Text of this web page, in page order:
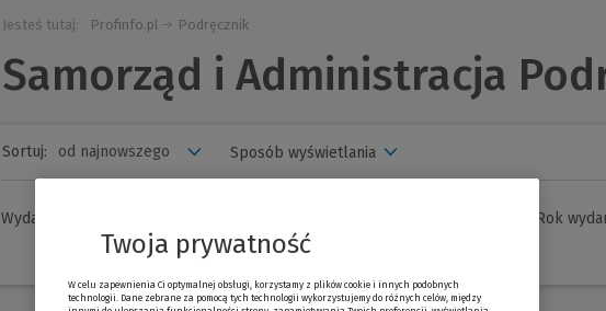
Jesteś tutaj: Profinfo.pl Podręcznik
Samorząd i Administracja
Sortuj: Sposób wyświetlania
Wydawnictwo Rok
zwiń filtry
Twoja prywatność
W celu zapewnienia Ci optymalnej obsługi, korzystamy z plików cookie i innych podobnych
technologii. Dane zebrane za pomocą tych technologii wykorzystujemy do różnych celów, między